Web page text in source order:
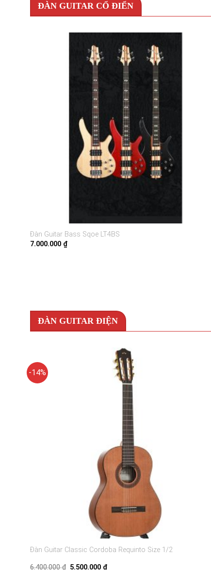
ĐÀN GUITAR CỔ ĐIỂN
Đàn Guitar Bass Sqoe LT4BS
7.000.000 ₫
ĐÀN GUITAR ĐIỆN
-14%
Đàn Guitar Classic Cordoba Requinto Size 1/2
6.400.000₫ Giá
5.500.000 ₫Giá